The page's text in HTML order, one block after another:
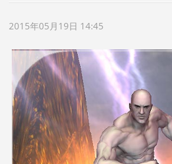
2015年05月19日 14:45